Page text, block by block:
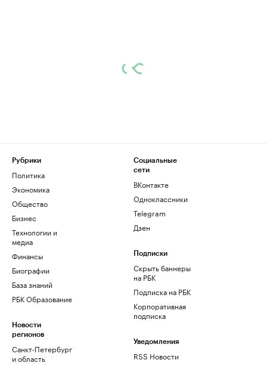
Рубрики
Политика
Экономика
Общество
Бизнес
Технологии и
медиа
Финансы
Биографии
База знаний
РБК Образование
Новости
регионов
Санкт-Петербург
и область
Социальные
сети
ВКонтакте
Одноклассники
Telegram
Дзен
Подписки
Скрыть баннеры
на РБК
Подписка на РБК
Корпоративная
подписка
Уведомления
RSS Новости